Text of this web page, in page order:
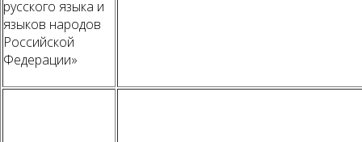
русского языка и
языков народов
Российской
Федерации»